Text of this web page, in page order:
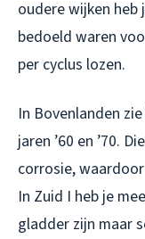
oudere wijken
bedoeld waren
per cyclus lozen.
In Bovenlanden
jaren ’60 en ’70.
corrosie,
In Zuid I heb je
gladder zijn maar